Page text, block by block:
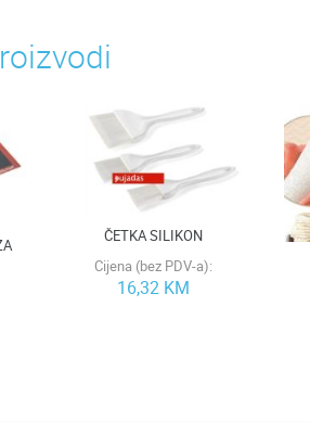
ČETKA SILIKON
Cijena (bez PDV-a):
16,32 KM